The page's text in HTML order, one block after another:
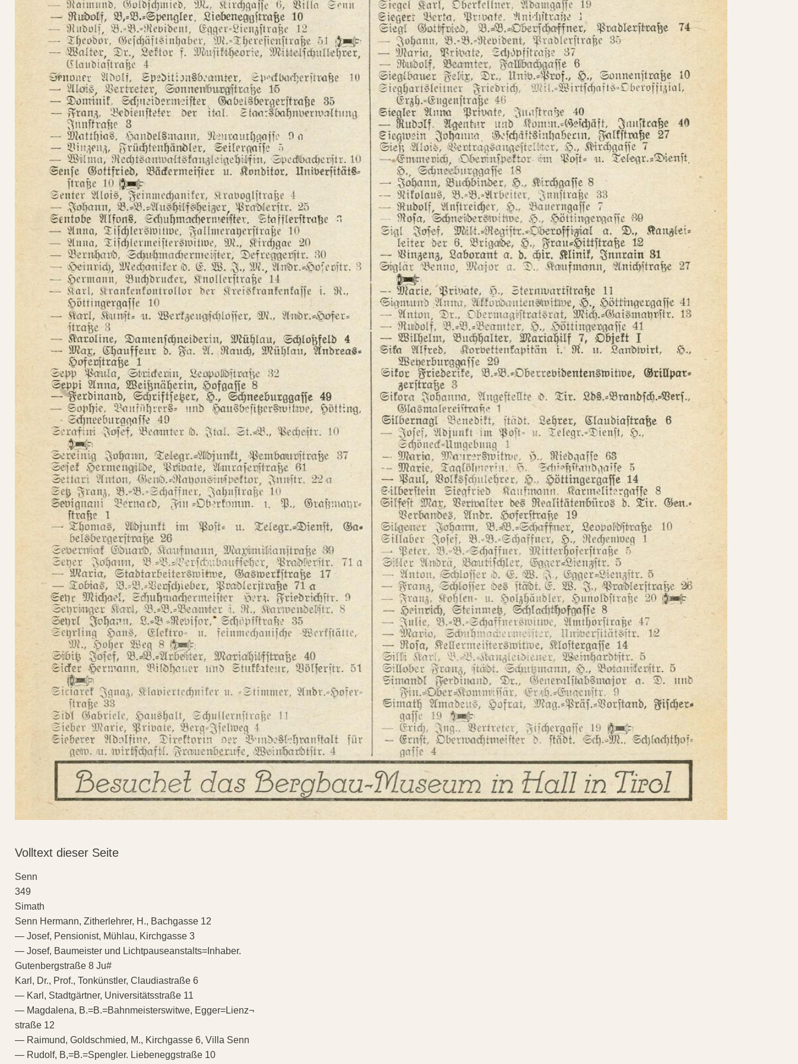
Volltext dieser Seite
Senn
349
Simath
Senn Hermann, Zitherlehrer, H., Bachgasse 12
— Josef, Pensionist, Mühlau, Kirchgasse 3
— Josef, Baumeister und Lichtpauseanstalts=Inhaber.
Gutenbergstraße 8 Ju#
Karl, Dr., Prof., Tonkünstler, Claudiastraße 6
— Karl, Stadtgärtner, Universitätsstraße 11
— Magdalena, B.=B.=Bahnmeisterswitwe, Egger=Lienz¬
straße 12
— Raimund, Goldschmied, M., Kirchgasse 6, Villa Senn
— Rudolf, B,=B.=Spengler. Liebeneggstraße 10